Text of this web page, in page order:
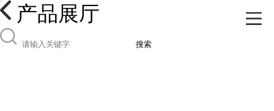
产品展厅
搜索